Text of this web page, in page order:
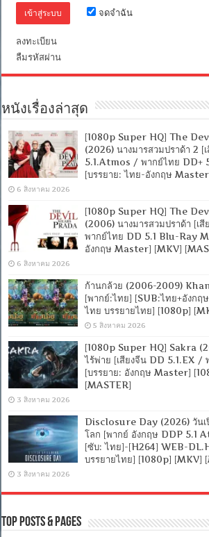
จดจำฉัน
ลงทะเบียน
ลืมรหัสผ่าน
หนังเรื่องล่าสุด
[1080p Super HQ] The
(2026) นางมารสวมปราด้า 2 [
5.1.Atmos / พากย์ไทย DD+
[บรรยาย: ไทย-อังกฤษ
6 สิงหาคม 2026
[1080p Super HQ] The
(2006) นางมารสวมปราด้า [เ
พากย์ไทย DD 5.1 Blu-Ray
อังกฤษ Master] [MKV]
6 สิงหาคม 2026
ก้านกล้วย (2006-2009)
[พากย์:ไทย] [SUB:ไทย+อังกฤ
ไทย บรรยายไทย] [1080p]
5 สิงหาคม 2026
[1080p Super HQ] Sakra
ไร้พ่าย [เสียงจีน DD 5.1.EX /
[บรรยาย: อังกฤษ Master]
[MASTER]
3 สิงหาคม 2026
Disclosure Day (2026) วันเ
โลก [พากย์ อังกฤษ DDP 5.1
[ซับ: ไทย]-[H264] WEB-
บรรยายไทย] [1080p] [MKV]
3 สิงหาคม 2026
Top Posts & Pages